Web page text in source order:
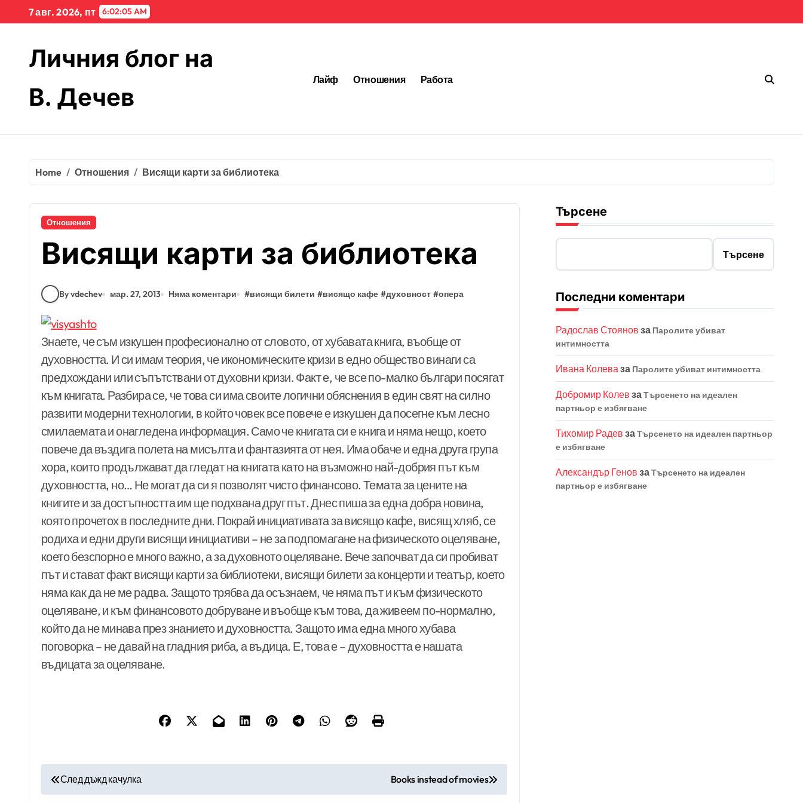
7 авг. 2026, пт 6:02:05 AM
Личния блог на
В. Дечев
Лайф Отношения Работа
Home Отношения Висящи карти за библиотека
Отношения
Висящи карти за библиотека
By vdechev мар. 27, 2013 Няма коментари #висящи билети #висящо кафе #духовност #опера
Знаете, че съм изкушен професионално от словото, от хубавата книга, въобще от
духовността. И си имам теория, че икономическите кризи в едно общество винаги са
предхождани или съпътствани от духовни кризи. Факт е, че все по-малко българи посягат
към книгата. Разбира се, че това си има своите логични обяснения в един свят на силно
развити модерни технологии, в който човек все повече е изкушен да посегне към лесно
смилаемата и онагледена информация. Само че книгата си е книга и няма нещо, което
повече да въздига полета на мисълта и фантазията от нея. Има обаче и една друга група
хора, които продължават да гледат на книгата като на възможно най-добрия път към
духовността, но… Не могат да си я позволят чисто финансово. Темата за цените на
книгите и за достъпността им ще подхвана друг път. Днес пиша за една добра новина,
която прочетох в последните дни. Покрай инициативата за висящо кафе, висящ хляб, се
родиха и едни други висящи инициативи – не за подпомагане на физическото оцеляване,
което безспорно е много важно, а за духовното оцеляване. Вече започват да си пробиват
път и стават факт висящи карти за библиотеки, висящи билети за концерти и театър, което
няма как да не ме радва. Защото трябва да осъзнаем, че няма път и към физическото
оцеляване, и към финансовото добруване и въобще към това, да живеем по-нормално,
който да не минава през знанието и духовността. Защото има една много хубава
поговорка – не давай на гладния риба, а въдица. Е, това е – духовността е нашата
въдицата за оцеляване.
Н След дъжд качулка Books instead of movies
Търсене
Търсене
Последни коментари
Радослав Стоянов за Паролите убиват
интимността
Ивана Колеваза Паролите убиват интимността
Добромир Колев заТърсенето на идеален
партньор е избягване
Тихомир Радев заТърсенето на идеален партньор
е избягване
Александър Генов заТърсенето на идеален
партньор е избягване